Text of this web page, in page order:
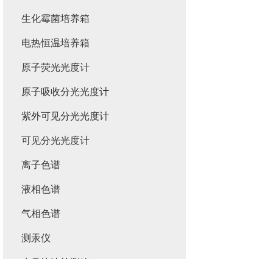
生化霉菌培养箱
电热恒温培养箱
原子荧光光度计
原子吸收分光光度计
紫外可见分光光度计
可见分光光度计
离子色谱
液相色谱
气相色谱
测汞仪